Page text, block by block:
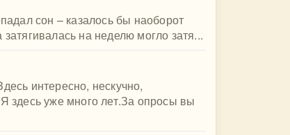
сон – казалось бы наоборот
на неделю могло затя...
интересно, нескучно,
здесь уже много лет.За опросы вы